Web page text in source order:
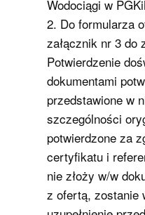
Wodociągi w
2. Do formularza
załącznik nr 3 do
Potwierdzenie
dokumentami
przedstawione w
szczególności
potwierdzone za
certyfikatu i
nie złoży w/w
z ofertą, zostanie